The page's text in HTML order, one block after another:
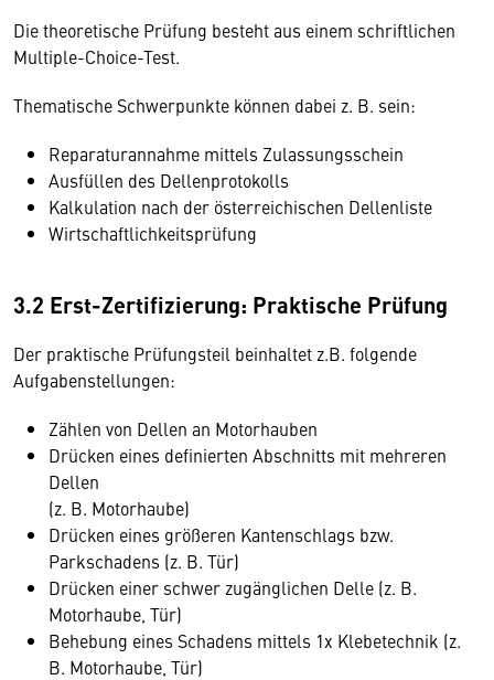
Die theoretische Prüfung besteht aus einem schriftlichen
Multiple-Choice-Test.
Thematische Schwerpunkte können dabei z. B. sein:
Reparaturannahme mittels Zulassungsschein
Ausfüllen des Dellenprotokolls
Kalkulation nach der österreichischen Dellenliste
Wirtschaftlichkeitsprüfung
3.2 Erst-Zertifizierung: Praktische Prüfung
Der praktische Prüfungsteil beinhaltet z.B. folgende
Aufgabenstellungen:
Zählen von Dellen an Motorhauben
Drücken eines definierten Abschnitts mit mehreren
Dellen
(z. B. Motorhaube)
Drücken eines größeren Kantenschlags bzw.
Parkschadens (z. B. Tür)
Drücken einer schwer zugänglichen Delle (z. B.
Motorhaube, Tür)
Behebung eines Schadens mittels 1x Klebetechnik (z.
B. Motorhaube, Tür)